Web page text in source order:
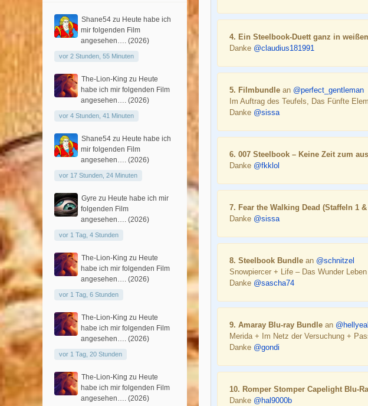
4. Ein Steelbook-Duett ganz in
Danke @claudius181991
5. Filmbundle an @perfect_gentleman
Im Auftrag des Teufels, Das Fünfte
Danke @sissa
6. 007 Steelbook – Keine Zeit zum
Danke @fkklol
7. Fear the Walking Dead (Staffeln 1
Danke @sissa
8. Steelbook Bundle an @schnitzel
Snowpiercer + Life – Das Wunder Leben
Danke @sascha74
9. Amaray Blu-ray Bundle an
Merida + Im Netz der Versuchung +
Danke @gondi
10. Romper Stomper Capelight Blu-
Danke @hal9000b
Shane54 zu Heute habe ich
mir folgenden Film
angesehen…. (2026)
vor 2 Stunden, 55 Minuten
The-Lion-King zu Heute
habe ich mir folgenden Film
angesehen…. (2026)
vor 4 Stunden, 41 Minuten
Shane54 zu Heute habe ich
mir folgenden Film
angesehen…. (2026)
vor 17 Stunden, 24 Minuten
Gyre zu Heute habe ich mir
folgenden Film
angesehen…. (2026)
vor 1 Tag, 4 Stunden
The-Lion-King zu Heute
habe ich mir folgenden Film
angesehen…. (2026)
vor 1 Tag, 6 Stunden
The-Lion-King zu Heute
habe ich mir folgenden Film
angesehen…. (2026)
vor 1 Tag, 20 Stunden
The-Lion-King zu Heute
habe ich mir folgenden Film
angesehen…. (2026)